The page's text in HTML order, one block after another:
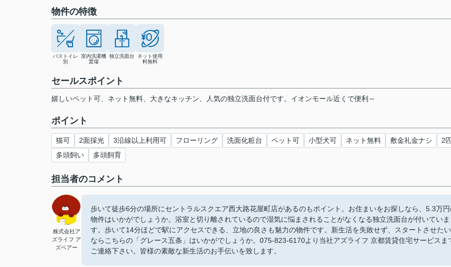
物件の特徴
バストイレ
別
室内洗濯機
置場
独立洗面台
ネット使用
料無料
セールスポイント
嬉しいペット可、ネット無料、大きなキッチン、人気の独立洗面台付です。イオンモール近くで便利～
ポイント
猫可 2面採光 3沿線以上利用可 フローリング 洗面化粧台 ペット可 小型犬可 ネット無料 敷金礼金ナシ
2
多頭飼い
多頭飼育
担当者のコメント
株式会社ア
ズライフ ア
ズベアー
歩いて徒歩6分の場所にセントラルスクエア西大路花屋町店があるのもポイント。お住まいをお探しなら、5.3万
物件はいかがでしょうか。浴室と切り離されているので湿気に悩まされることがなくなる独立洗面台が付いていま
す。歩いて14分ほどで駅にアクセスできる、立地の良さも魅力の物件です。新生活を失敗せず、スタートさせたい
ならこちらの「グレース五条」はいかがでしょうか。075-823-6170より当社アズライフ 京都賃貸住宅サービスま
ご連絡下さい。皆様の素敵な新生活のお手伝いを致します。